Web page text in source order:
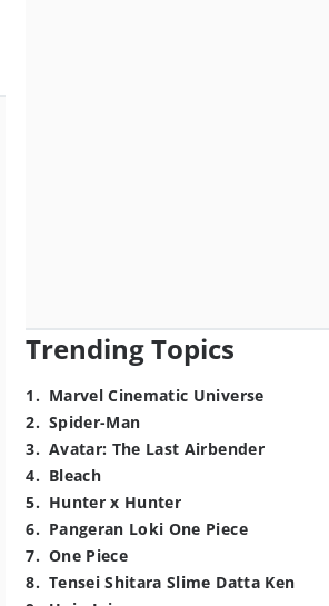
Trending Topics
1. Marvel Cinematic Universe
2. Spider-Man
3. Avatar: The Last Airbender
4. Bleach
5. Hunter x Hunter
6. Pangeran Loki One Piece
7. One Piece
8. Tensei Shitara Slime Datta Ken